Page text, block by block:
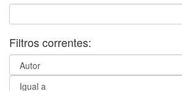
Filtros correntes: